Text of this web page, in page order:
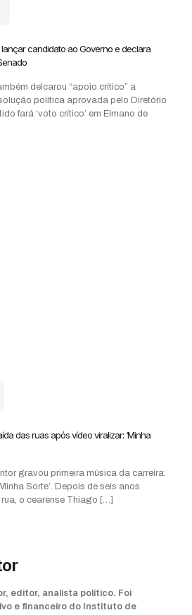
candidato ao Governo e declara
delcarou “apoio crítico” a
política aprovada pelo Diretório
fará ‘voto crítico’ em Elmano de
das ruas após vídeo viralizar: ‘Minha
gravou primeira música da carreira:
Sorte’. Depois de seis anos
o cearense Thiago […]
editor, analista político. Foi
e financeiro do Instituto de